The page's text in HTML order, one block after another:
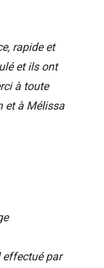
rapide et
et ils ont
à toute
et à Mélissa
effectué par